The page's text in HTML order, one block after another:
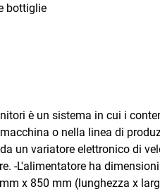
bottiglie
è un sistema in cui i
o nella linea di
un variatore elettronico di
-L'alimentatore ha
x 850 mm (lunghezza x